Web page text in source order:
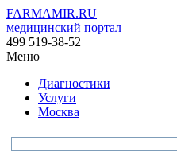
FARMAMIR.RU
медицинский портал
499 519-38-52
Меню
Диагностики
Услуги
Москва